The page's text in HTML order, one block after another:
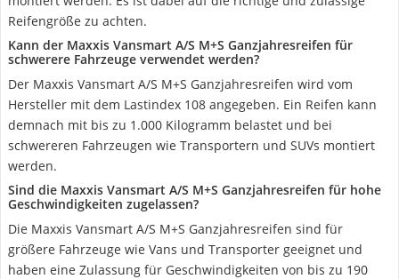
Reifengröße zu achten.
Kann der Maxxis Vansmart A/S M+S Ganzjahresreifen für
schwerere Fahrzeuge verwendet werden?
Der Maxxis Vansmart A/S M+S Ganzjahresreifen wird vom
Hersteller mit dem Lastindex 108 angegeben. Ein Reifen kann
demnach mit bis zu 1.000 Kilogramm belastet und bei
schwereren Fahrzeugen wie Transportern und SUVs montiert
werden.
Sind die Maxxis Vansmart A/S M+S Ganzjahresreifen für hohe
Geschwindigkeiten zugelassen?
Die Maxxis Vansmart A/S M+S Ganzjahresreifen sind für
größere Fahrzeuge wie Vans und Transporter geeignet und
haben eine Zulassung für Geschwindigkeiten von bis zu 190